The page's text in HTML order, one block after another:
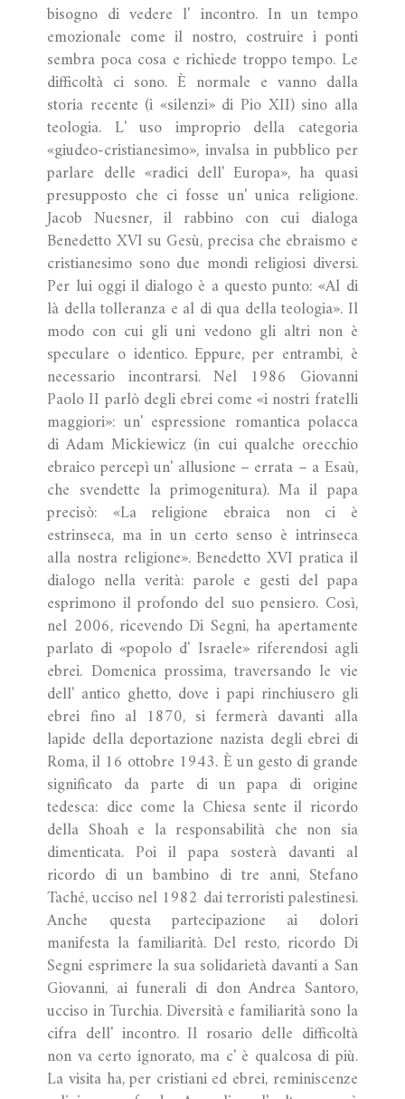
bisogno di vedere l' incontro. In un tempo
emozionale come il nostro, costruire i ponti
sembra poca cosa e richiede troppo tempo. Le
difficoltà ci sono. È normale e vanno dalla
storia recente (i «silenzi» di Pio XII) sino alla
teologia. L' uso improprio della categoria
«giudeo-cristianesimo», invalsa in pubblico per
parlare delle «radici dell' Europa», ha quasi
presupposto che ci fosse un' unica religione.
Jacob Nuesner, il rabbino con cui dialoga
Benedetto XVI su Gesù, precisa che ebraismo e
cristianesimo sono due mondi religiosi diversi.
Per lui oggi il dialogo è a questo punto: «Al di
là della tolleranza e al di qua della teologia». Il
modo con cui gli uni vedono gli altri non è
speculare o identico. Eppure, per entrambi, è
necessario incontrarsi. Nel 1986 Giovanni
Paolo II parlò degli ebrei come «i nostri fratelli
maggiori»: un' espressione romantica polacca
di Adam Mickiewicz (in cui qualche orecchio
ebraico percepì un' allusione – errata – a Esaù,
che svendette la primogenitura). Ma il papa
precisò: «La religione ebraica non ci è
estrinseca, ma in un certo senso è intrinseca
alla nostra religione». Benedetto XVI pratica il
dialogo nella verità: parole e gesti del papa
esprimono il profondo del suo pensiero. Così,
nel 2006, ricevendo Di Segni, ha apertamente
parlato di «popolo d' Israele» riferendosi agli
ebrei. Domenica prossima, traversando le vie
dell' antico ghetto, dove i papi rinchiusero gli
ebrei fino al 1870, si fermerà davanti alla
lapide della deportazione nazista degli ebrei di
Roma, il 16 ottobre 1943. È un gesto di grande
significato da parte di un papa di origine
tedesca: dice come la Chiesa sente il ricordo
della Shoah e la responsabilità che non sia
dimenticata. Poi il papa sosterà davanti al
ricordo di un bambino di tre anni, Stefano
Taché, ucciso nel 1982 dai terroristi palestinesi.
Anche questa partecipazione ai dolori
manifesta la familiarità. Del resto, ricordo Di
Segni esprimere la sua solidarietà davanti a San
Giovanni, ai funerali di don Andrea Santoro,
ucciso in Turchia. Diversità e familiarità sono la
cifra dell' incontro. Il rosario delle difficoltà
non va certo ignorato, ma c' è qualcosa di più.
La visita ha, per cristiani ed ebrei, reminiscenze